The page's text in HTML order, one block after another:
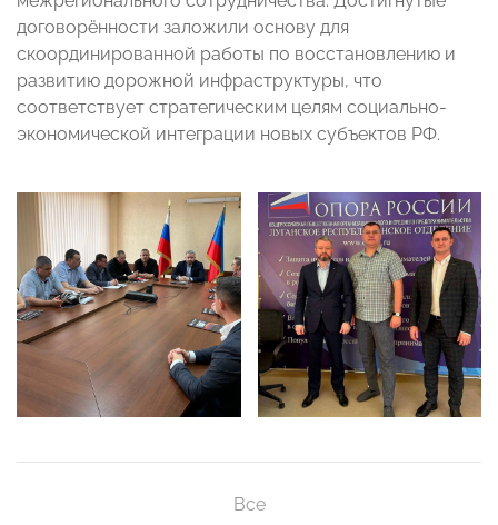
договорённости заложили основу для
скоординированной работы по восстановлению и
развитию дорожной инфраструктуры, что
соответствует стратегическим целям социально-
экономической интеграции новых субъектов РФ.
Все